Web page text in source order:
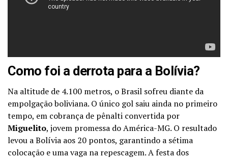
Como foi a derrota para a Bolívia?
Na altitude de 4.100 metros, o Brasil sofreu diante da
empolgação boliviana. O único gol saiu ainda no primeiro
tempo, em cobrança de pênalti convertida por
Miguelito, jovem promessa do América-MG. O resultado
levou a Bolívia aos 20 pontos, garantindo a sétima
colocação e uma vaga na repescagem. A festa dos